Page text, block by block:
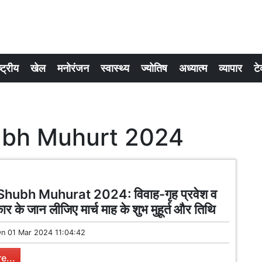
खेल मनोरंजन स्वास्थ्य ज्योतिष अध्यात्म व्यापार
Muhurt 2024
Muhurat 2024: विवाह-गृह प्रवेश व
के जान लीजिए मार्च माह के शुभ मुहूर्त और तिथि
01 Mar 2024 11:04:42